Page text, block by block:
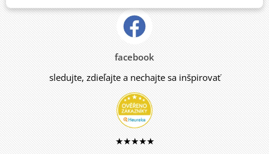
facebook
sledujte, zdieľajte a nechajte sa inšpirovať
★★★★★